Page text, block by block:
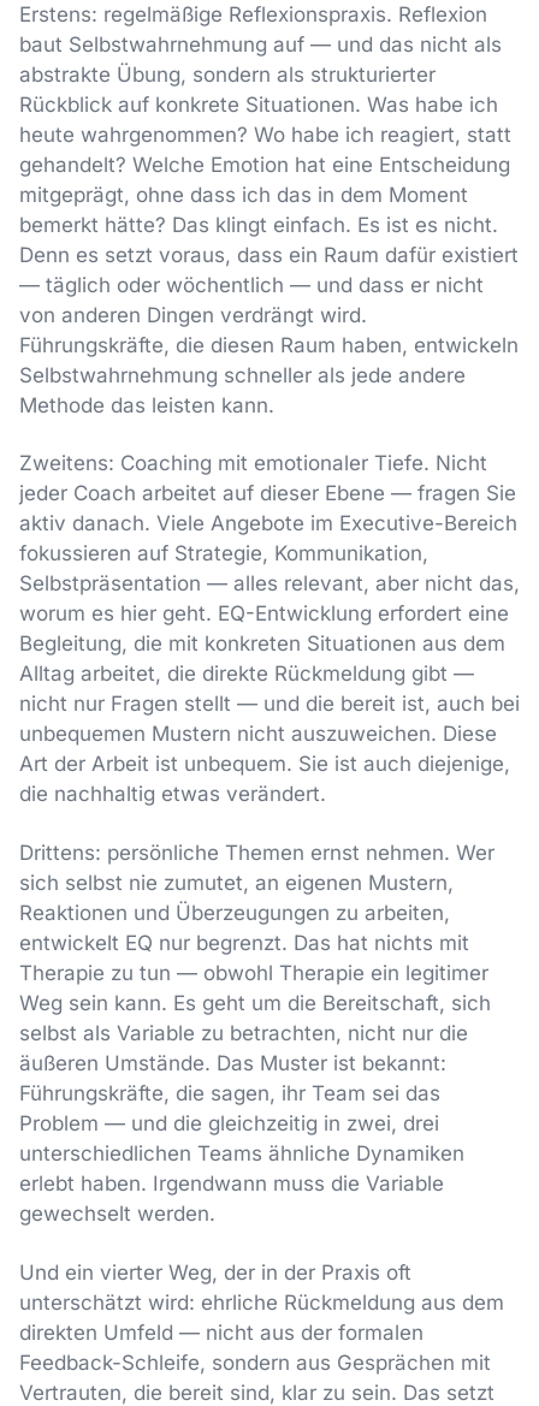
Erstens: regelmäßige Reflexionspraxis. Reflexion
baut Selbstwahrnehmung auf — und das nicht als
abstrakte Übung, sondern als strukturierter
Rückblick auf konkrete Situationen. Was habe ich
heute wahrgenommen? Wo habe ich reagiert, statt
gehandelt? Welche Emotion hat eine Entscheidung
mitgeprägt, ohne dass ich das in dem Moment
bemerkt hätte? Das klingt einfach. Es ist es nicht.
Denn es setzt voraus, dass ein Raum dafür existiert
— täglich oder wöchentlich — und dass er nicht
von anderen Dingen verdrängt wird.
Führungskräfte, die diesen Raum haben, entwickeln
Selbstwahrnehmung schneller als jede andere
Methode das leisten kann.
Zweitens: Coaching mit emotionaler Tiefe. Nicht
jeder Coach arbeitet auf dieser Ebene — fragen Sie
aktiv danach. Viele Angebote im Executive-Bereich
fokussieren auf Strategie, Kommunikation,
Selbstpräsentation — alles relevant, aber nicht das,
worum es hier geht. EQ-Entwicklung erfordert eine
Begleitung, die mit konkreten Situationen aus dem
Alltag arbeitet, die direkte Rückmeldung gibt —
nicht nur Fragen stellt — und die bereit ist, auch bei
unbequemen Mustern nicht auszuweichen. Diese
Art der Arbeit ist unbequem. Sie ist auch diejenige,
die nachhaltig etwas verändert.
Drittens: persönliche Themen ernst nehmen. Wer
sich selbst nie zumutet, an eigenen Mustern,
Reaktionen und Überzeugungen zu arbeiten,
entwickelt EQ nur begrenzt. Das hat nichts mit
Therapie zu tun — obwohl Therapie ein legitimer
Weg sein kann. Es geht um die Bereitschaft, sich
selbst als Variable zu betrachten, nicht nur die
äußeren Umstände. Das Muster ist bekannt:
Führungskräfte, die sagen, ihr Team sei das
Problem — und die gleichzeitig in zwei, drei
unterschiedlichen Teams ähnliche Dynamiken
erlebt haben. Irgendwann muss die Variable
gewechselt werden.
Und ein vierter Weg, der in der Praxis oft
unterschätzt wird: ehrliche Rückmeldung aus dem
direkten Umfeld — nicht aus der formalen
Feedback-Schleife, sondern aus Gesprächen mit
Vertrauten, die bereit sind, klar zu sein. Das setzt